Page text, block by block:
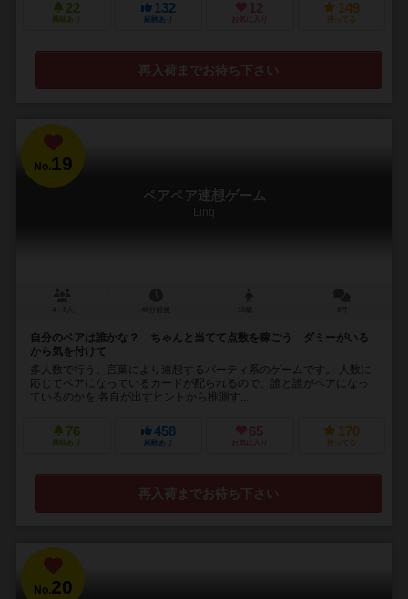
22
興味あり
132
経験あり
12
お気に入り
149
持ってる
再入荷までお待ち下さい
No.19
ペアペア連想ゲーム
Linq
自分のペアは誰かな？ ちゃんと当てて点数を稼ごう ダミーがいる
から気を付けて
多人数で行う、言葉により連想するパーティ系のゲームです。 人数に
応じてペアになっているカードが配られるので、誰と誰がペアになっ
ているのかを 各自が出すヒントから推測す...
76
興味あり
458
経験あり
65
お気に入り
170
持ってる
再入荷までお待ち下さい
No.20